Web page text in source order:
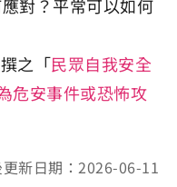
對？平常可以如何
之「民眾自我安全
危安事件或恐怖攻
新日期：2026-06-11